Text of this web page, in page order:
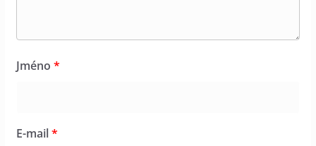
Jméno *
E-mail*